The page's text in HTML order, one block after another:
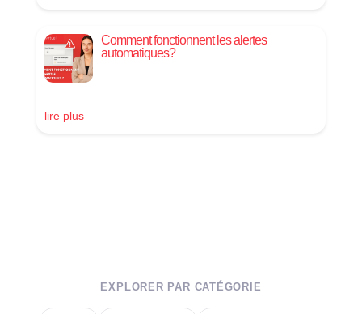
Comment fonctionnent les alertes
automatiques?
lire plus
EXPLORER PAR CATÉGORIE